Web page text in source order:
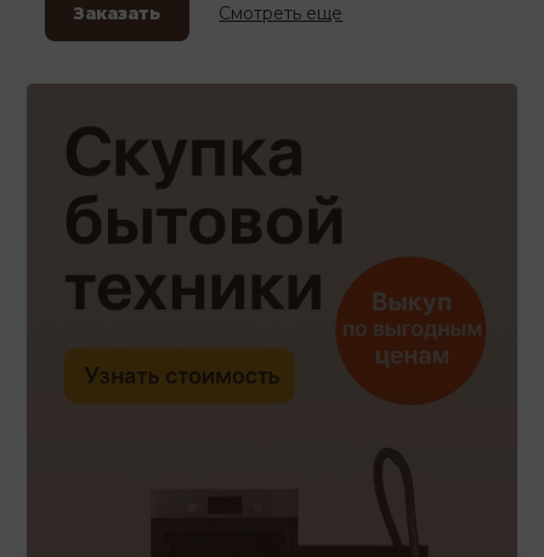
Заказать Смотреть еще